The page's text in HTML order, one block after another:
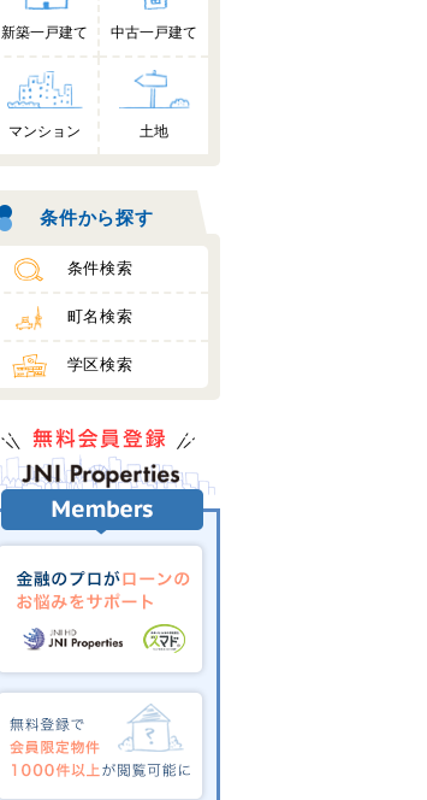
新築一戸建て 中古一戸建て
マンション 土地
条件から探す
条件検索
町名検索
学区検索